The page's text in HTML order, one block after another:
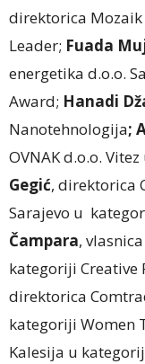
direktorica Mozaik
Leader; Fuada
energetika d.o.o.
Award; Hanadi
Nanotehnologija;
OVNAK d.o.o.
Gegić, direktorica
Sarajevo u
Čampara,
kategoriji Creative
direktorica
kategoriji Women
Kalesija u